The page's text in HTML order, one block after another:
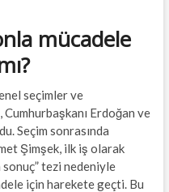
mücadele
seçimler ve
Cumhurbaşkanı Erdoğan ve
Seçim sonrasında
Şimşek, ilk iş olarak
sonuç” tezi nedeniyle
için harekete geçti. Bu